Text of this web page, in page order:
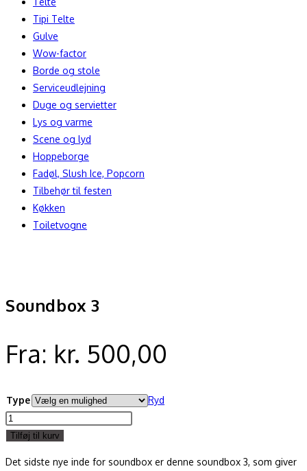
Tipi Telte
Gulve
Wow-factor
Borde og stole
Serviceudlejning
Duge og servietter
Lys og varme
Scene og lyd
Hoppeborge
Fadøl, Slush Ice, Popcorn
Tilbehør til festen
Køkken
Toiletvogne
Soundbox 3
Fra: kr. 500,00
Type
Ryd
Soundbox
Tilføj til kurv
Det sidste nye inde for soundbox er denne soundbox 3, som giver